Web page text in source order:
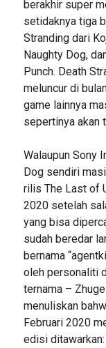
berakhir super
setidaknya tiga
Stranding dari
Naughty Dog,
Punch. Death
meluncur di
game lainnya
sepertinya akan
Walaupun Sony
Dog sendiri
rilis The Last of
2020 setelah
yang bisa
sudah beredar
bernama
oleh personaliti
ternama –
menuliskan
Februari 2020
edisi